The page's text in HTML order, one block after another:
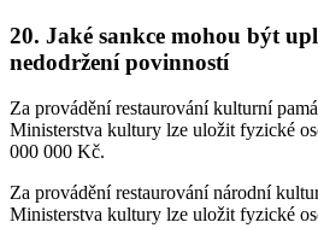
20. Jaké sankce mohou být
nedodržení povinností
Za provádění restaurování kulturní
Ministerstva kultury lze uložit fyzické
000 000 Kč.
Za provádění restaurování národní
Ministerstva kultury lze uložit fyzické